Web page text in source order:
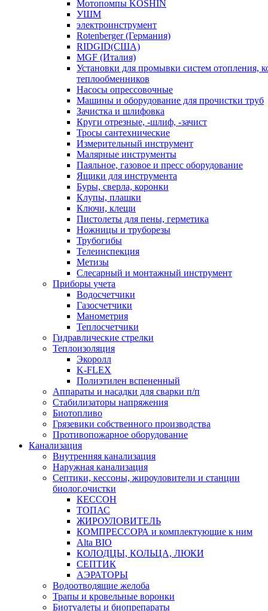
Мотопомпы KOSHIN
УШМ
электроинструмент
Rotenberger (Германия)
RIDGID(США)
MGF (Италия)
Установки для промывки систем отопления,
теплообменников
Насосы опрессовочные
Машины и оборудование для прочистки труб
Зачистка и шлифовка
Круги отрезные, -шлиф, -зачист
Тросы сантехнические
Измерительный инструмент
Малярные инструменты
Паяльное, газовое и пресс оборудование
Ящики для инструмента
Буры, сверла, коронки
Клупы, плашки
Ключи, клещи
Пистолеты для пены, герметика
Ножницы и труборезы
Трубогибы
Телеинспекция
Метизы
Слесарный и монтажный инструмент
Приборы учета
Водосчетчики
Газосчетчики
Манометрия
Теплосчетчики
Гидравлические стрелки
Теплоизоляция
Экоролл
K-FLEX
Полиэтилен вспененный
Аппараты и насадки для сварки п/п
Стабилизаторы напряжения
Биотопливо
Грязевики собственного производства
Противопожарное оборудование
Канализация
Внутренняя канализация
Наружная канализация
Септики, кессоны, жироуловители и станции
биолог.очистки
КЕССОН
ТОПАС
ЖИРОУЛОВИТЕЛЬ
КОМПРЕССОРА и комплектующие к ним
Alta BIO
КОЛОДЦЫ, КОЛЬЦА, ЛЮКИ
СЕПТИК
АЭРАТОРЫ
Водоотводящие желоба
Трапы и кровельные воронки
Биотуалеты и биопрепараты